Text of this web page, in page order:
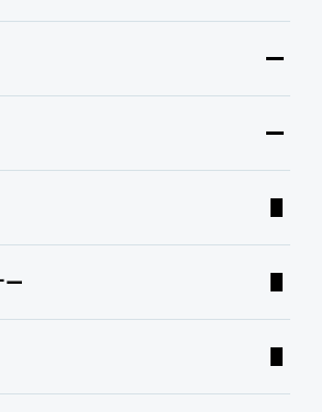
由
ョン
グ
ァリング
ァリング
ァリング
報
ド
ー